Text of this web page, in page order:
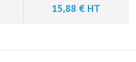
Prix
15,88 € HT